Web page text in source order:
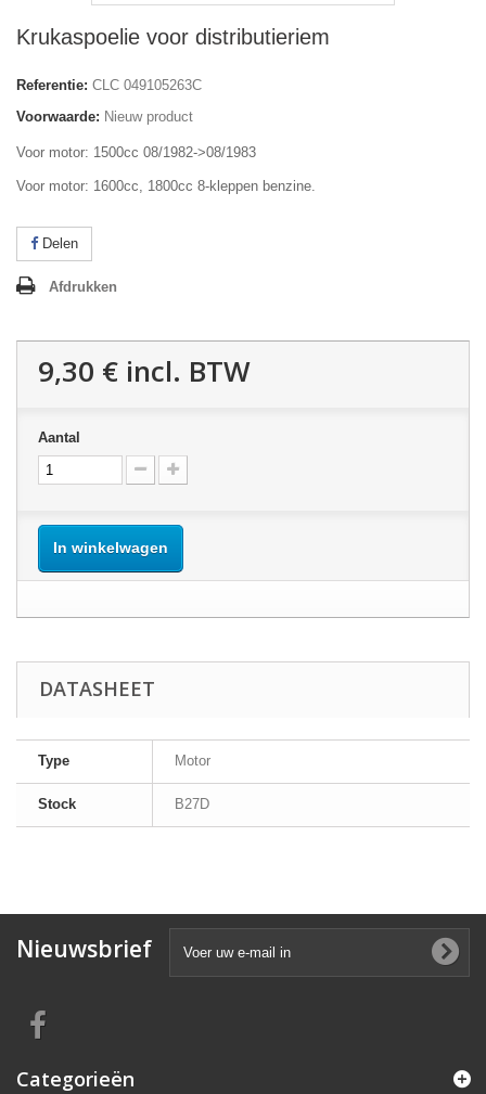
Krukaspoelie voor distributieriem
Referentie: CLC 049105263C
Voorwaarde: Nieuw product
Voor motor: 1500cc 08/1982->08/1983
Voor motor: 1600cc, 1800cc 8-kleppen benzine.
Delen
Afdrukken
9,30 € incl. BTW
Aantal
In winkelwagen
DATASHEET
Type Motor
Stock B27D
Nieuwsbrief
Categorieën